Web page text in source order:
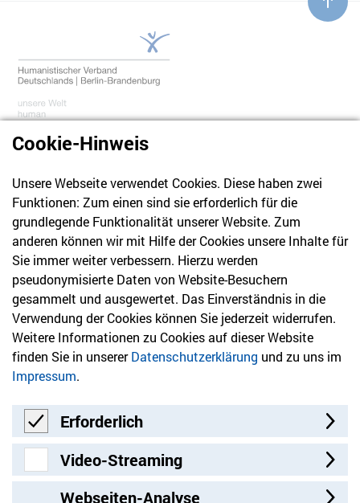
030 61 39 04 10
info@hvd-bb.de
Newsletter
Bleiben Sie mit unserem Newsletter auf dem aktuellsten
Stand mit Themen, die Sie interessieren.
Jetzt anmelden
Cookie-Hinweis
Unsere Webseite verwendet Cookies. Diese haben zwei
Funktionen: Zum einen sind sie erforderlich für die
grundlegende Funktionalität unserer Website. Zum
anderen können wir mit Hilfe der Cookies unsere Inhalte für
Sie immer weiter verbessern. Hierzu werden
pseudonymisierte Daten von Website-Besuchern
gesammelt und ausgewertet. Das Einverständnis in die
Verwendung der Cookies können Sie jederzeit widerrufen.
Weitere Informationen zu Cookies auf dieser Website
finden Sie in unsererDatenschutzerklärung und zu uns im
Impressum.
Erforderlich
Erforderlich
Video-Streaming
Video-Streaming
Webseiten-Analyse